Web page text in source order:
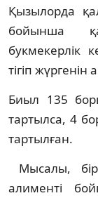
Қызылорда
бойынша
букмекерлік
тігіп
Биыл 135
тартылса, 4
тартылған.
Мысалы, бір
алименті